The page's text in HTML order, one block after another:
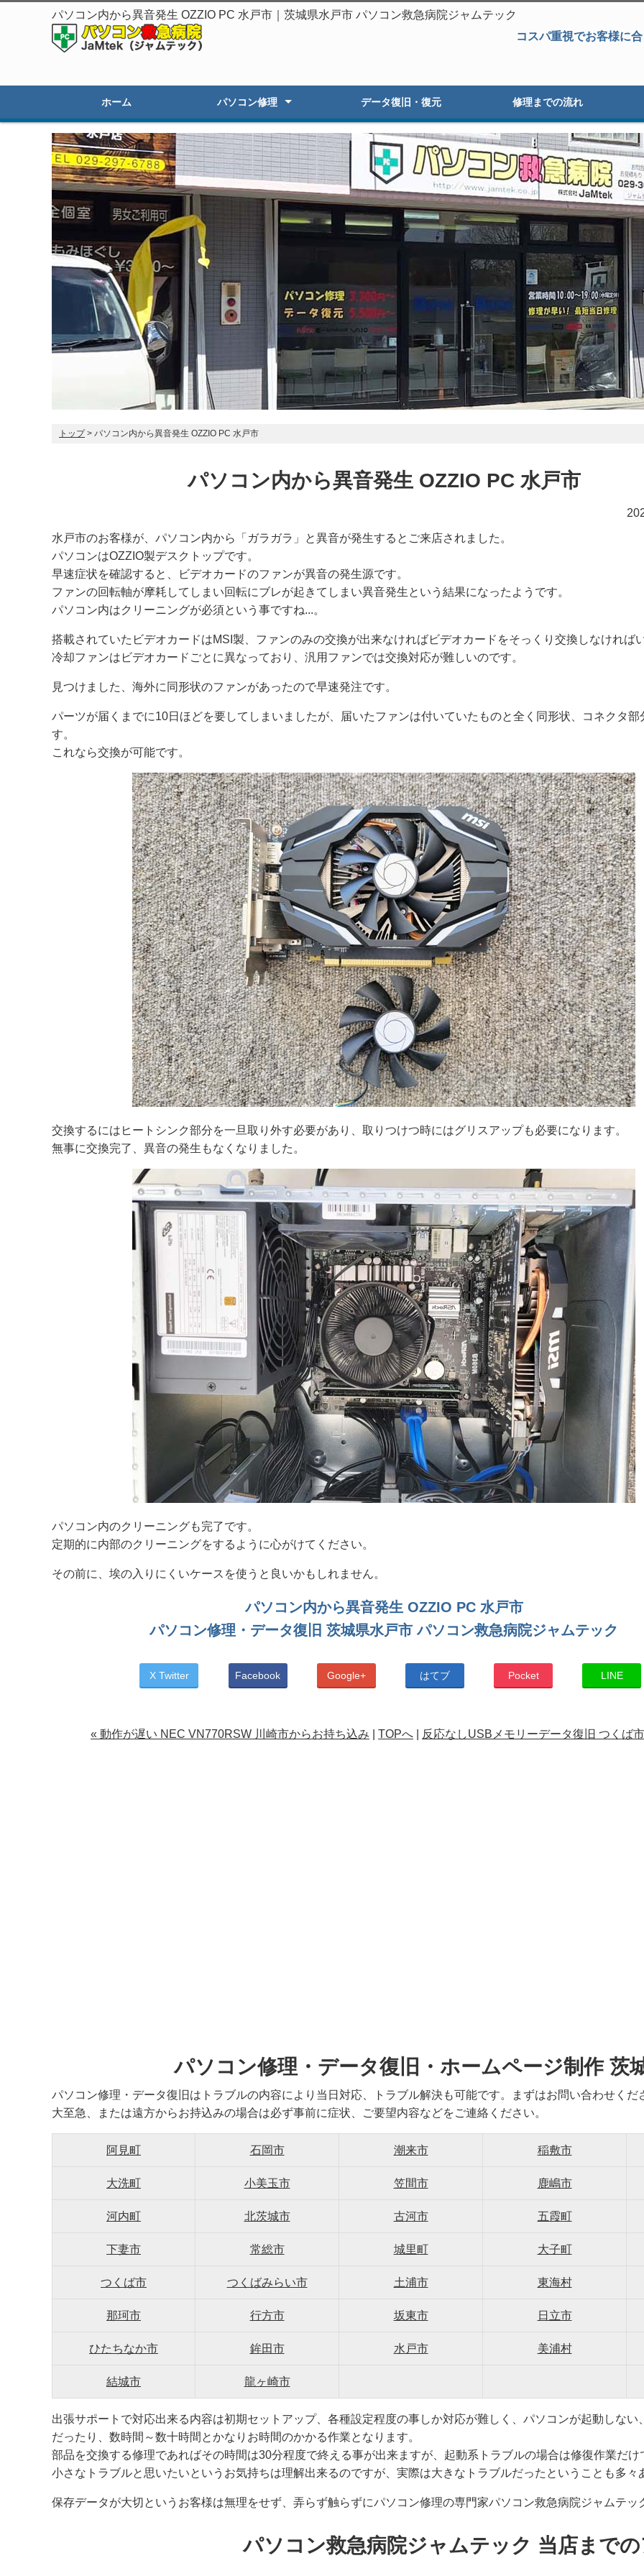
パソコン内から異音発生 OZZIO PC 水戸市｜茨城県水戸市 パソコン救急病院ジャムテック
コスパ重視でお客様に
ホーム パソコン修理
起動しないPC修理
遅いPCの高速化
初期セットアップ
画面割れ・表示不良
OSアップグレード
オーダーPC製作・販売
その他のトラブル
データ復旧・復元 修理までの流れ
トップ> パソコン内から異音発生 OZZIO PC 水戸市
パソコン内から異音発生 OZZIO PC 水戸市
水戸市のお客様が、パソコン内から「ガラガラ」と異音が発生するとご来店されました。
パソコンはOZZIO製デスクトップです。
早速症状を確認すると、ビデオカードのファンが異音の発生源です。
ファンの回転軸が摩耗してしまい回転にブレが起きてしまい異音発生という結果になったようです。
パソコン内はクリーニングが必須という事ですね...。
搭載されていたビデオカードはMSI製、ファンのみの交換が出来なければビデオカードをそっくり交換しなければ
冷却ファンはビデオカードごとに異なっており、汎用ファンでは交換対応が難しいのです。
見つけました、海外に同形状のファンがあったので早速発注です。
パーツが届くまでに10日ほどを要してしまいましたが、届いたファンは付いていたものと全く同形状、コネクタ部
す。
これなら交換が可能です。
交換するにはヒートシンク部分を一旦取り外す必要があり、取りつけつ時にはグリスアップも必要になります。
無事に交換完了、異音の発生もなくなりました。
パソコン内のクリーニングも完了です。
定期的に内部のクリーニングをするように心がけてください。
その前に、埃の入りにくいケースを使うと良いかもしれません。
パソコン内から異音発生 OZZIO PC 水戸市
パソコン修理・データ復旧 茨城県水戸市 パソコン救急病院ジャムテック
X Twitter Facebook Google+ はてブ Pocket LINE
« 動作が遅い NEC VN770RSW 川崎市からお持ち込み TOPへ 反応なしUSBメモリーデータ復旧 つくば
パソコン修理・データ復旧・ホームページ制作 茨
パソコン修理・データ復旧はトラブルの内容により当日対応、トラブル解決も可能です。まずはお問い合わせくだ
大至急、または遠方からお持込みの場合は必ず事前に症状、ご要望内容などをご連絡ください。
阿見町 石岡市 潮来市 稲敷市
大洗町 小美玉市 笠間市 鹿嶋市
河内町 北茨城市 古河市 五霞町
下妻市 常総市 城里町 大子町
つくば市 つくばみらい市 土浦市 東海村
那珂市 行方市 坂東市 日立市
ひたちなか市 鉾田市 水戸市 美浦村
結城市 龍ヶ崎市
出張サポートで対応出来る内容は初期セットアップ、各種設定程度の事しか対応が難しく、パソコンが起動しな
だったり、数時間～数十時間とかなりお時間のかかる作業となります。
部品を交換する修理であればその時間は30分程度で終える事が出来ますが、起動系トラブルの場合は修復作業だ
小さなトラブルと思いたいというお気持ちは理解出来るのですが、実際は大きなトラブルだったということも多
保存データが大切というお客様は無理をせず、弄らず触らずにパソコン修理の専門家パソコン救急病院ジャムテッ
パソコン救急病院ジャムテック 当店まで